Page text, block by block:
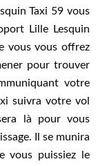
Taxi 59 vous
Lille Lesquin
vous vous offrez
pour trouver
votre
suivra votre vol
là pour vous
Il se munira
vous puissiez le